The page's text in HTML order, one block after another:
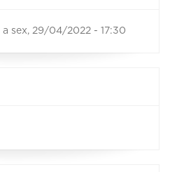
a sex, 29/04/2022 - 17:30